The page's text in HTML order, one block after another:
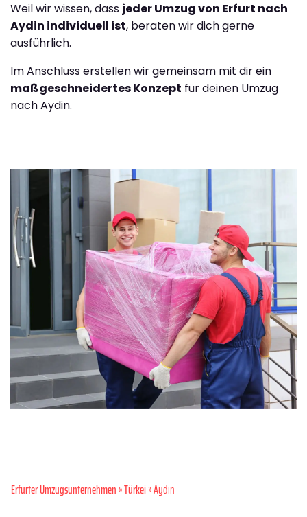
Weil wir wissen, dass jeder Umzug von Erfurt nach
Aydin individuell ist, beraten wir dich gerne
ausführlich.
Im Anschluss erstellen wir gemeinsam mit dir ein
maßgeschneidertes Konzept für deinen Umzug
nach Aydin.
Erfurter Umzugsunternehmen»Türkei» Aydin